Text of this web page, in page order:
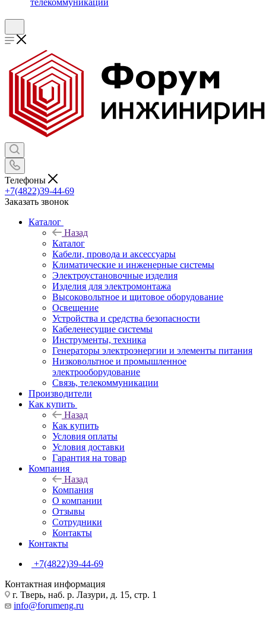
телекоммуникации
Телефоны
+7(4822)39-44-69
Заказать звонок
Каталог
Назад
Каталог
Кабели, провода и аксессуары
Климатические и инженерные системы
Электроустановочные изделия
Изделия для электромонтажа
Высоковольтное и щитовое оборудование
Освещение
Устройства и средства безопасности
Кабеленесущие системы
Инструменты, техника
Генераторы электроэнергии и элементы питания
Низковольтное и промышленное
электрооборудование
Связь, телекоммуникации
Производители
Как купить
Назад
Как купить
Условия оплаты
Условия доставки
Гарантия на товар
Компания
Назад
Компания
О компании
Отзывы
Сотрудники
Контакты
Контакты
+7(4822)39-44-69
Контактная информация
г. Тверь, наб. р. Лазури, д. 15, стр. 1
info@forumeng.ru